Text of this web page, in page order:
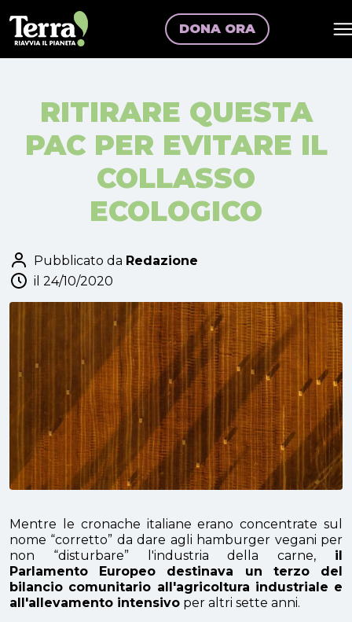
DONA ORA
RITIRARE QUESTA
PAC PER EVITARE IL
COLLASSO
ECOLOGICO
Pubblicato da Redazione
il 24/10/2020
Mentre le cronache italiane erano concentrate sul
nome “corretto” da dare agli hamburger vegani per
non “disturbare” l'industria della carne, il
Parlamento Europeo destinava un terzo del
bilancio comunitario all'agricoltura industriale e
all'allevamento intensivo per altri sette anni.